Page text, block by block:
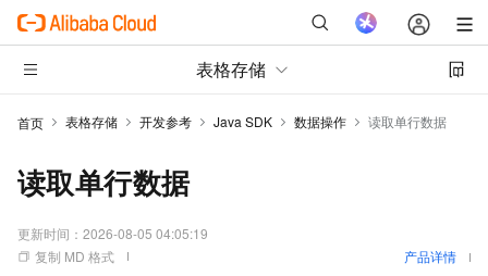
表格存储
首页 表格存储 开发参考 Java SDK 数据操作 读取单行数据
读取单行数据
更新时间： 2026-08-05 04:05:19
复制 MD 格式
产品详情